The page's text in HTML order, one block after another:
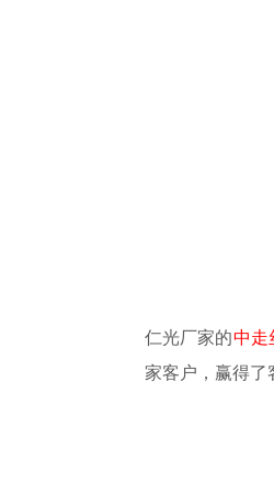
仁光厂家的 中
家客户，赢得了